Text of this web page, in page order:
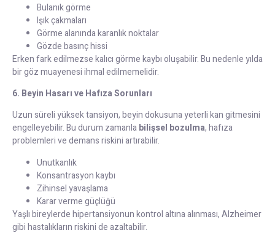
Bulanık görme
Işık çakmaları
Görme alanında karanlık noktalar
Gözde basınç hissi
Erken fark edilmezse kalıcı görme kaybı oluşabilir. Bu nedenle yılda
bir göz muayenesi ihmal edilmemelidir.
6. Beyin Hasarı ve Hafıza Sorunları
Uzun süreli yüksek tansiyon, beyin dokusuna yeterli kan gitmesini
engelleyebilir. Bu durum zamanlabilişsel bozulma, hafıza
problemleri ve demans riskini artırabilir.
Unutkanlık
Konsantrasyon kaybı
Zihinsel yavaşlama
Karar verme güçlüğü
Yaşlı bireylerde hipertansiyonun kontrol altına alınması, Alzheimer
gibi hastalıkların riskini de azaltabilir.